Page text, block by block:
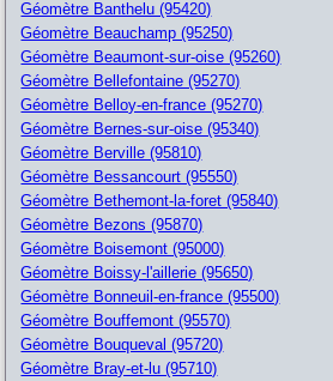
Géomètre Banthelu (95420)
Géomètre Beauchamp (95250)
Géomètre Beaumont-sur-oise (95260)
Géomètre Bellefontaine (95270)
Géomètre Belloy-en-france (95270)
Géomètre Bernes-sur-oise (95340)
Géomètre Berville (95810)
Géomètre Bessancourt (95550)
Géomètre Bethemont-la-foret (95840)
Géomètre Bezons (95870)
Géomètre Boisemont (95000)
Géomètre Boissy-l'aillerie (95650)
Géomètre Bonneuil-en-france (95500)
Géomètre Bouffemont (95570)
Géomètre Bouqueval (95720)
Géomètre Bray-et-lu (95710)